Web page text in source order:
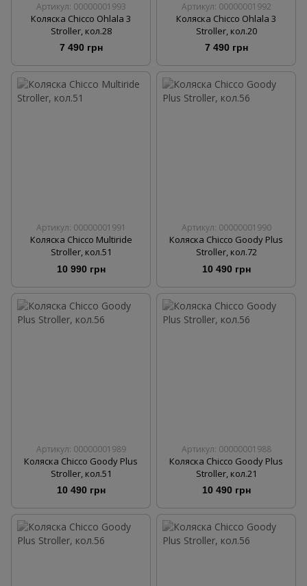
Артикул: 00000001993
Коляска Chicco Ohlala 3
Stroller, кол.28
7 490 грн
Артикул: 00000001992
Коляска Chicco Ohlala 3
Stroller, кол.20
7 490 грн
Артикул: 00000001991
Коляска Chicco Multiride
Stroller, кол.51
10 990 грн
Артикул: 00000001990
Коляска Chicco Goody Plus
Stroller, кол.72
10 490 грн
Артикул: 00000001989
Коляска Chicco Goody Plus
Stroller, кол.51
10 490 грн
Артикул: 00000001988
Коляска Chicco Goody Plus
Stroller, кол.21
10 490 грн